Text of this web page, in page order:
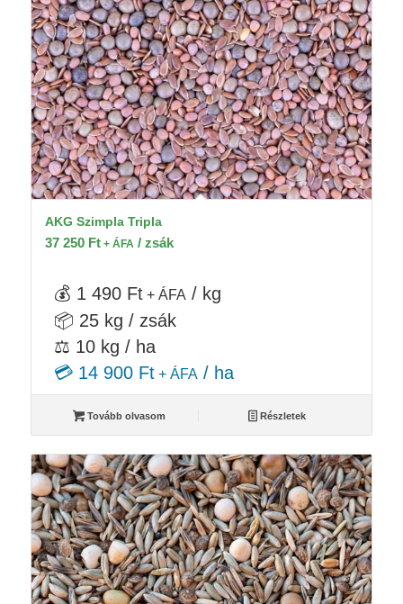
AKG Szimpla Tripla
37 250 Ft+ ÁFA / zsák
💰 1 490 Ft+ ÁFA / kg
📦 25 kg / zsák
⚖️ 10 kg / ha
💳 14 900 Ft+ ÁFA/ ha
Tovább olvasom Részletek